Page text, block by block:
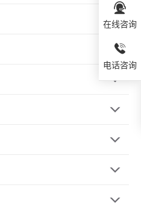
在线咨询
电话咨询